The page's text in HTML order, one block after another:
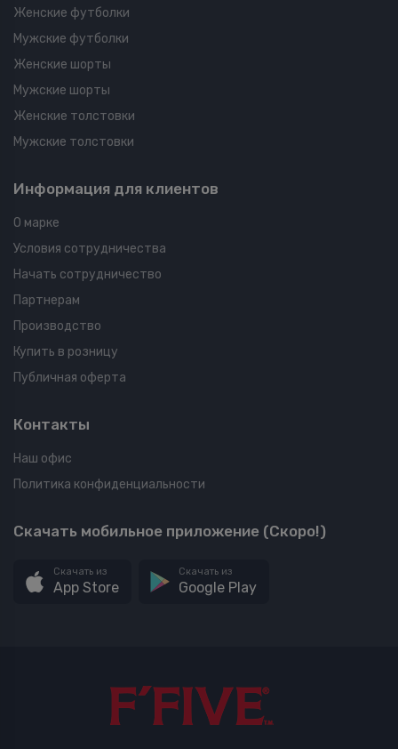
Женские футболки
Мужские футболки
Женские шорты
Мужские шорты
Женские толстовки
Мужские толстовки
Информация для клиентов
О марке
Условия сотрудничества
Начать сотрудничество
Партнерам
Производство
Купить в розницу
Публичная оферта
Контакты
Наш офис
Политика конфиденциальности
Скачать мобильное приложение (Скоро!)
Скачать из
App Store
Скачать из
Google Play